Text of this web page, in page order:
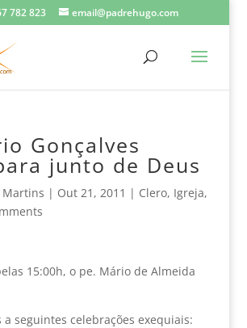
782 823 email@padrehugo.com
Gonçalves
junto de Deus
Martins | Out 21, 2011 | Clero, Igreja,
15:00h, o pe. Mário de Almeida
a seguintes celebrações exequiais: